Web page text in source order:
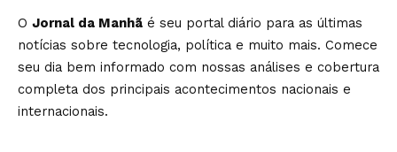
O Jornal da Manhã é seu portal diário para as últimas
notícias sobre tecnologia, política e muito mais. Comece
seu dia bem informado com nossas análises e cobertura
completa dos principais acontecimentos nacionais e
internacionais.